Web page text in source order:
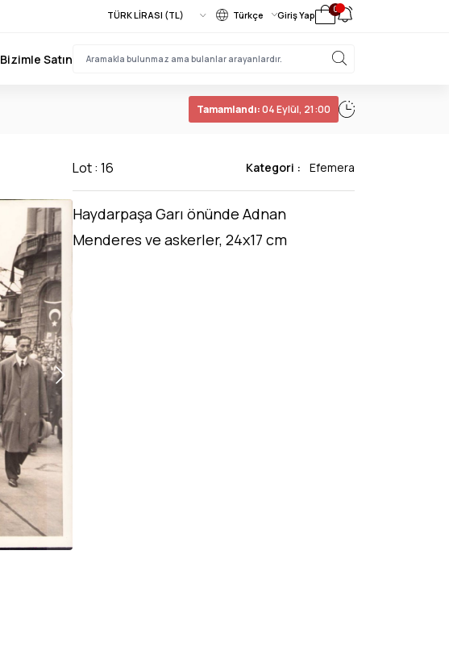
Türkçe Giriş Yap 0
Bizimle Satın
Tamamlandı:04 Eylül, 21:00
Lot : 16 Kategori : Efemera
Haydarpaşa Garı önünde Adnan
Menderes ve askerler, 24x17 cm